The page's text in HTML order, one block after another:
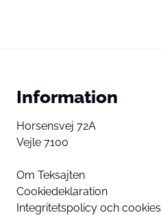
Information
Horsensvej 72A
Vejle 7100
Om Teksajten
Cookiedeklaration
Integritetspolicy och cookies